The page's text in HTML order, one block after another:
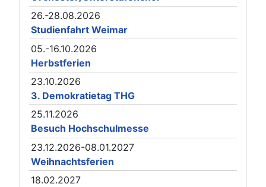
26.-28.08.2026
Studienfahrt Weimar
05.-16.10.2026
Herbstferien
23.10.2026
3. Demokratietag THG
25.11.2026
Besuch Hochschulmesse
23.12.2026-08.01.2027
Weihnachtsferien
18.02.2027